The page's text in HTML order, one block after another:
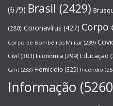
(679) Brasil (2429)
(280) Coronavírus (427) Corpo
Corpo de Bombeiros Militar (239)
Civil (303) Economia (299) Educação
Gmt (233) Homicídio (325) Incêndio
Informação